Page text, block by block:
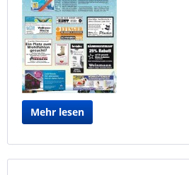
Mehr lesen